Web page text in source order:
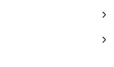
trải nghiệm về hiệu suất, khả